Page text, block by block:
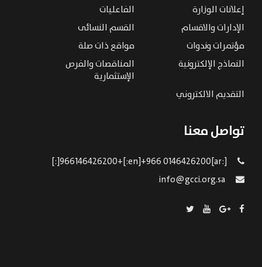
إعلانات الوزارة
الفاعليات
الإدارات والاقسام
القسم النسائى
مؤتمرات وندوات
مواقع ذات صلة
النماذج الإلكترونية
المناقصات والفرص
الإستثمارية
التقديم الالكتروني
تواصل معنا
[:ar]966146426200+[:en]+966 0146426200[:]